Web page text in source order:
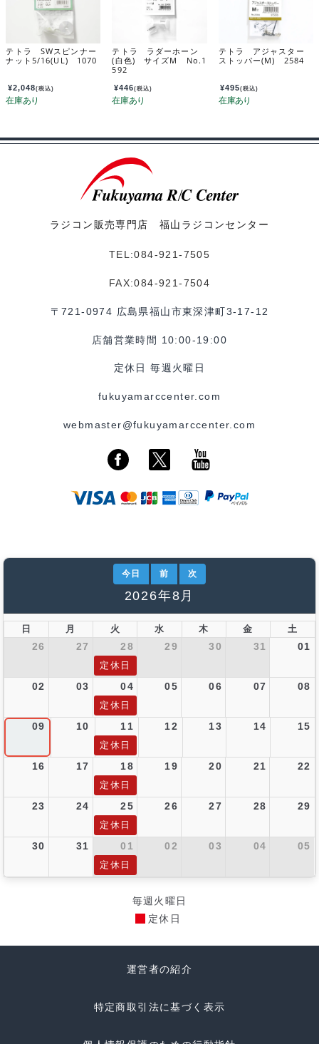
テトラ SWスピンナー
ナット5/16(UL) 1070
¥2,048(税込)
テトラ ラダーホーン
(白色) サイズM No.1
592
¥446(税込)
テトラ アジャスター
ストッパー(M) 2584
¥495(税込)
ラジコン販売専門店 福山ラジコンセンター
TEL:084-921-7505
FAX:084-921-7504
〒721-0974 広島県福山市東深津町3-17-12
店舗営業時間 10:00-19:00
定休日 毎週火曜日
fukuyamarccenter.com
webmaster@fukuyamarccenter.com
今日 前 次
2026年8月
日 月 火 水 木 金 土
26 27 28 29 30 31 01
定休日
02 03 04 05 06 07 08
定休日
09 10 11 12 13 14 15
定休日
16 17 18 19 20 21 22
定休日
23 24 25 26 27 28 29
定休日
30 31 01 02 03 04 05
定休日
毎週火曜日
定休日
運営者の紹介
特定商取引法に基づく表示